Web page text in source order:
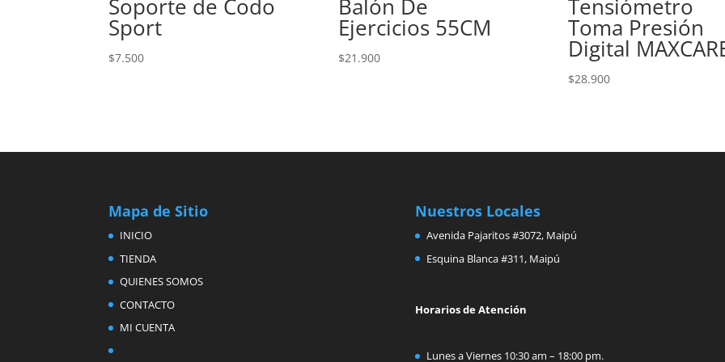
Soporte de Codo
Sport
$7.500
Balón De
Ejercicios 55CM
$21.900
Tensiómetro
Toma Presión
Digital
$28.900
Mapa de Sitio
INICIO
TIENDA
QUIENES SOMOS
CONTACTO
MI CUENTA
Nuestros Locales
Avenida Pajaritos #3072, Maipú
Esquina Blanca #311, Maipú
Horarios de Atención
Lunes a Viernes 10:30 am – 18:00 pm.